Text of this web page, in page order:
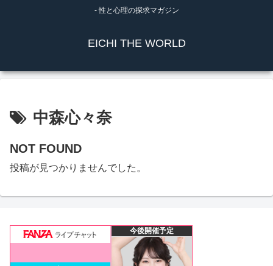
- 性と心理の探求マガジン
EICHI THE WORLD
中森心々奈
NOT FOUND
投稿が見つかりませんでした。